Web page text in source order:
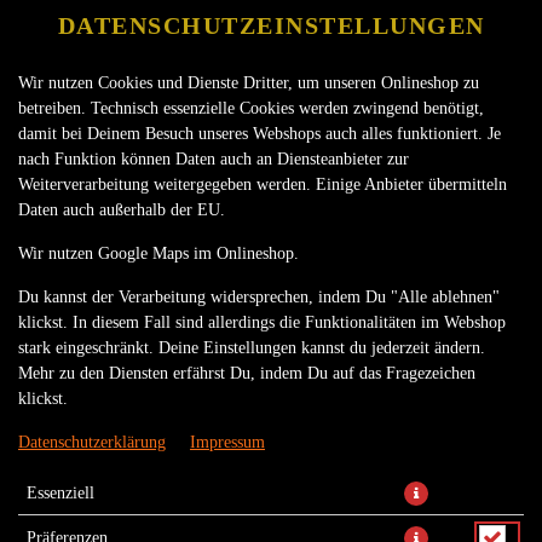
CANCUN BURGER
DATENSCHUTZEINSTELLUNGEN
Wir nutzen Cookies und Dienste Dritter, um unseren Onlineshop zu
betreiben. Technisch essenzielle Cookies werden zwingend benötigt,
damit bei Deinem Besuch unseres Webshops auch alles funktioniert. Je
nach Funktion können Daten auch an Diensteanbieter zur
Weiterverarbeitung weitergegeben werden. Einige Anbieter übermitteln
Daten auch außerhalb der EU.
Wir nutzen Google Maps im Onlineshop.
Du kannst der Verarbeitung widersprechen, indem Du "Alle ablehnen"
klickst. In diesem Fall sind allerdings die Funktionalitäten im Webshop
stark eingeschränkt. Deine Einstellungen kannst du jederzeit ändern.
Mehr zu den Diensten erfährst Du, indem Du auf das Fragezeichen
klickst.
Datenschutzerklärung Impressum
Essenziell
Präferenzen